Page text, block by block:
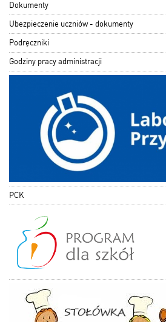
Dokumenty
Ubezpieczenie uczniów - dokumenty
Podręczniki
Godziny pracy administracji
PCK